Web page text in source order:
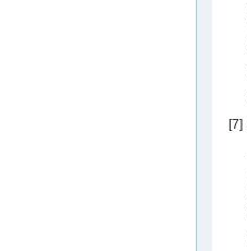
[7]